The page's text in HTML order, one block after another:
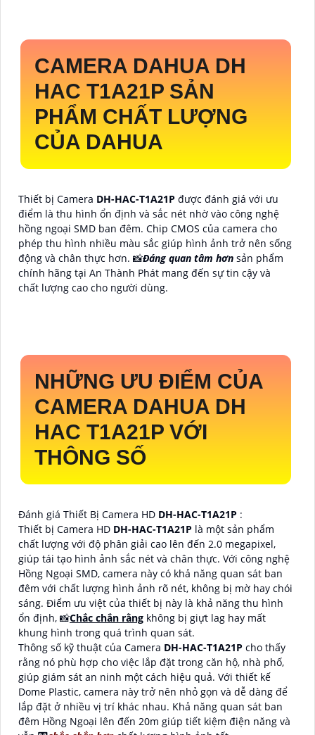
CAMERA DAHUA DH
HAC T1A21P SẢN
PHẨM CHẤT LƯỢNG
CỦA DAHUA
Thiết bị Camera DH-HAC-T1A21P được đánh giá với ưu
điểm là thu hình ổn định và sắc nét nhờ vào công nghệ
hồng ngoại SMD ban đêm. Chip CMOS của camera cho
phép thu hình nhiều màu sắc giúp hình ảnh trở nên sống
động và chân thực hơn. 📸Đáng quan tâm hơn sản phẩm
chính hãng tại An Thành Phát mang đến sự tin cậy và
chất lượng cao cho người dùng.
NHỮNG ƯU ĐIỂM CỦA
CAMERA DAHUA DH
HAC T1A21P VỚI
THÔNG SỐ
Đánh giá Thiết Bị Camera HD DH-HAC-T1A21P :
Thiết bị Camera HD DH-HAC-T1A21P là một sản phẩm
chất lượng với độ phân giải cao lên đến 2.0 megapixel,
giúp tái tạo hình ảnh sắc nét và chân thực. Với công nghệ
Hồng Ngoại SMD, camera này có khả năng quan sát ban
đêm với chất lượng hình ảnh rõ nét, không bị mờ hay chói
sáng. Điểm ưu việt của thiết bị này là khả năng thu hình
ổn định, 📸Chắc chắn rằng không bị giựt lag hay mất
khung hình trong quá trình quan sát.
Thông số kỹ thuật của Camera DH-HAC-T1A21P cho thấy
rằng nó phù hợp cho việc lắp đặt trong căn hộ, nhà phố,
giúp giám sát an ninh một cách hiệu quả. Với thiết kế
Dome Plastic, camera này trở nên nhỏ gọn và dễ dàng để
lắp đặt ở nhiều vị trí khác nhau. Khả năng quan sát ban
đêm Hồng Ngoại lên đến 20m giúp tiết kiệm điện năng và